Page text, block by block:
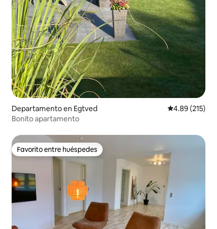
Departamento en Egtved Calificación
4.89 (215)
Bonito apartamento
Favorito entre huéspedes
Favorito entre huéspedes